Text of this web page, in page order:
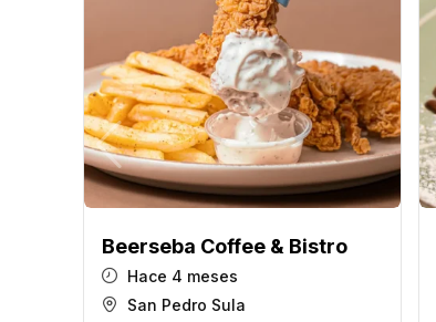
Beerseba Coffee & Bistro
Hace 4 meses
San Pedro Sula